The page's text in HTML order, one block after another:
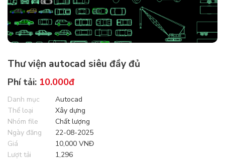
Thư viện autocad siêu đầy đủ
Phí tải: 10.000đ
Danh mục
Autocad
Thể loại
Xây dựng
Nhóm file
Chất lượng
Ngày đăng
22-08-2025
Giá
10,000 VNĐ
Lượt tải
1,296
Quét mã QR hoặc chuyển khoản thủ công theo thông tin trên.